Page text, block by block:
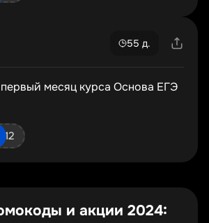
55 д.
первый месяц курса Основа ЕГЭ
и акции 2024: